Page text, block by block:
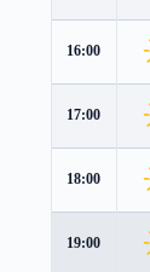
16:00
17:00
18:00
19:00